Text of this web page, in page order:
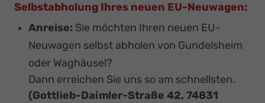
Selbstabholung Ihres neuen EU-Neuwagen:
Anreise: Sie möchten Ihren neuen EU-
Neuwagen selbst abholen von Gundelsheim
oder Waghäusel?
Dann erreichen Sie uns so am schnellsten.
(Gottlieb-Daimler-Straße 42, 74831